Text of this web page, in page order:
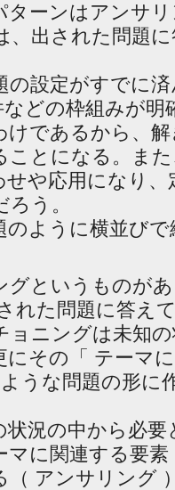
ターンはアンサ
、出された問題
の設定がすでに
などの枠組みが
けであるから、
ことになる。ま
せや応用になり、
う。
のように横並び
グというものが
れた問題に答え
ョニングは未知
にその「 テーマ
うな問題の形に
況の中から必
マに関連する要
（ アンサリング